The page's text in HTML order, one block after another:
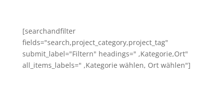
[searchandfilter
fields="search,project_category,project_tag"
submit_label="Filtern" headings=" ,Kategorie,Ort"
all_items_labels=" ,Kategorie wählen, Ort wählen"]